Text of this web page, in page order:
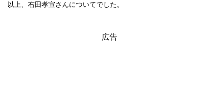
以上、右田孝宣さんについてでした。
広告